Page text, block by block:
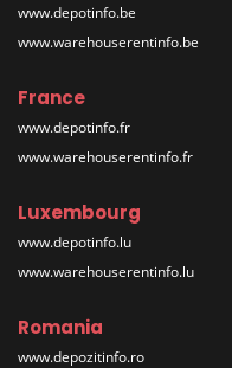
www.depotinfo.be
www.warehouserentinfo.be
France
www.depotinfo.fr
www.warehouserentinfo.fr
Luxembourg
www.depotinfo.lu
www.warehouserentinfo.lu
Romania
www.depozitinfo.ro